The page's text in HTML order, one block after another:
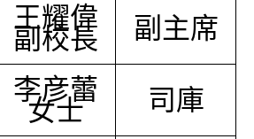
王耀偉
副校長 副主席
李彦蕾
女士 司庫